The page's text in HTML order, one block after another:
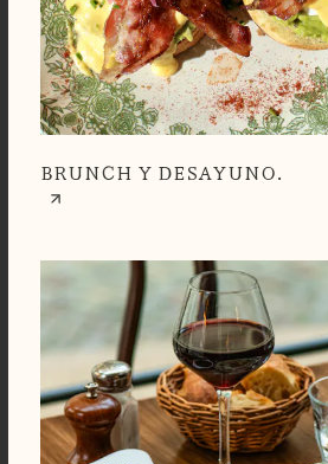
BRUNCH Y DESAYUNO.